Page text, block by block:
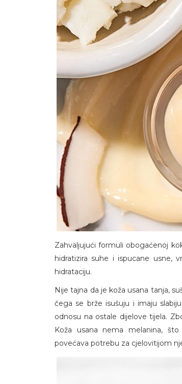
Zahvaljujući formuli obogaćenoj
hidratizira suhe i ispucane usne,
hidrataciju.
Nije tajna da je koža usana tanja,
čega se brže isušuju i imaju
odnosu na ostale dijelove tijela.
Koža usana nema melanina,
povećava potrebu za cjelovitijom